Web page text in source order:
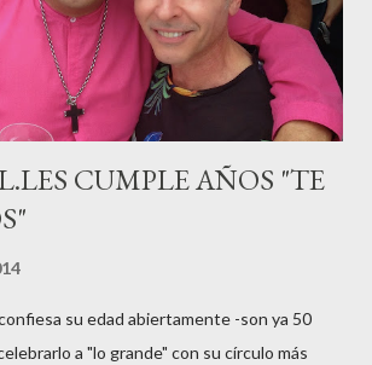
los modelos que ha sido padre este año ha
Flores , el top que desfiló en las mejores
CUMPLE AÑOS "TE
su edad abiertamente -son ya 50
a "lo grande" con su círculo más